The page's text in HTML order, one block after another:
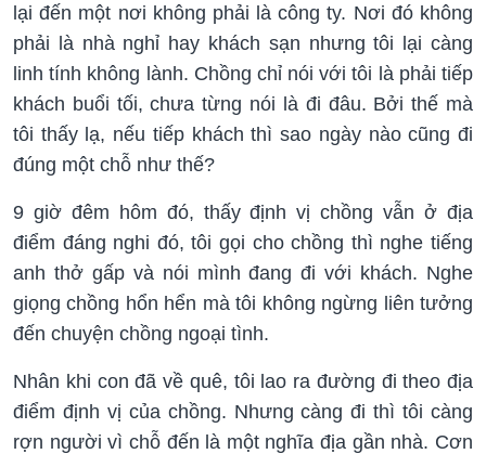
lại đến một nơi không phải là công ty. Nơi đó không
phải là nhà nghỉ hay khách sạn nhưng tôi lại càng
linh tính không lành. Chồng chỉ nói với tôi là phải tiếp
khách buổi tối, chưa từng nói là đi đâu. Bởi thế mà
tôi thấy lạ, nếu tiếp khách thì sao ngày nào cũng đi
đúng một chỗ như thế?
9 giờ đêm hôm đó, thấy định vị chồng vẫn ở địa
điểm đáng nghi đó, tôi gọi cho chồng thì nghe tiếng
anh thở gấp và nói mình đang đi với khách. Nghe
giọng chồng hổn hển mà tôi không ngừng liên tưởng
đến chuyện chồng ngoại tình.
Nhân khi con đã về quê, tôi lao ra đường đi theo địa
điểm định vị của chồng. Nhưng càng đi thì tôi càng
rợn người vì chỗ đến là một nghĩa địa gần nhà. Cơn